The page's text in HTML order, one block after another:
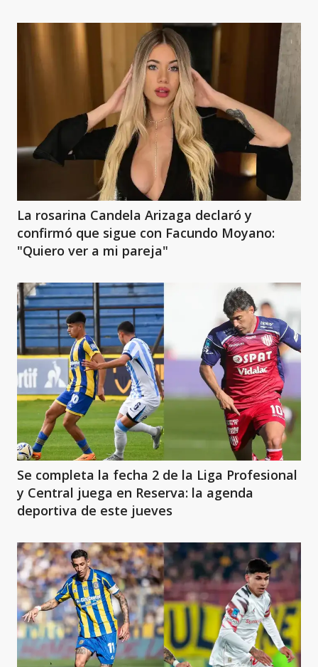
La rosarina Candela Arizaga declaró y
confirmó que sigue con Facundo Moyano:
"Quiero ver a mi pareja"
Se completa la fecha 2 de la Liga Profesional
y Central juega en Reserva: la agenda
deportiva de este jueves